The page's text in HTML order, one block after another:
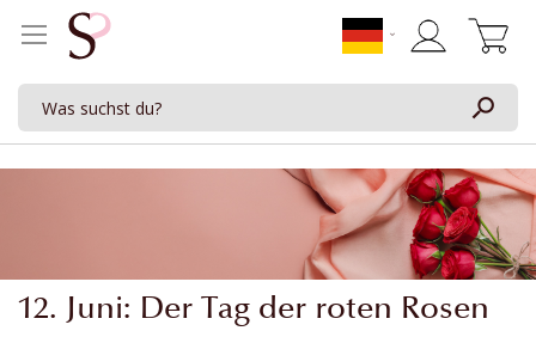
12. Juni: Der Tag der roten Rosen